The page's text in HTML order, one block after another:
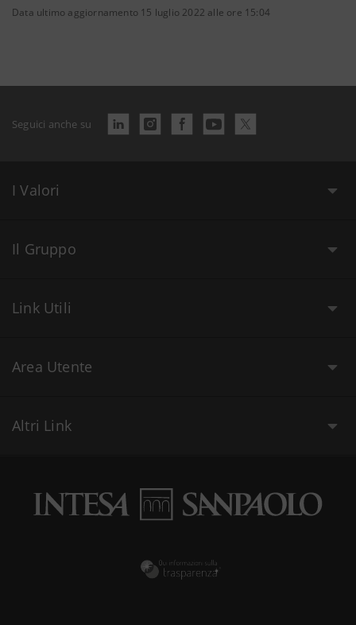
Data ultimo aggiornamento 15 luglio 2022 alle ore 15:04
Seguici anche su
I Valori
Il Gruppo
Link Utili
Area Utente
Altri Link